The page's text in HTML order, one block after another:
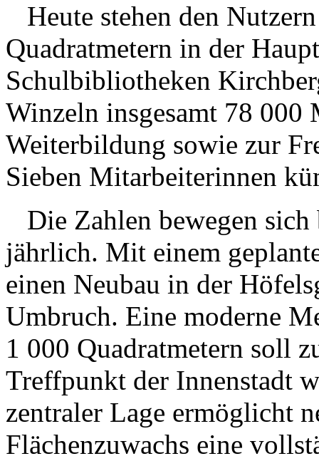
Heute stehen den
Quadratmetern in der
Schulbibliotheken
Winzeln insgesamt 78
Weiterbildung sowie zur
Sieben Mitarbeiterinnen
Die Zahlen bewegen
jährlich. Mit einem
einen Neubau in der
Umbruch. Eine moderne
1 000 Quadratmetern soll
Treffpunkt der Innenstadt
zentraler Lage ermöglicht
Flächenzuwachs eine